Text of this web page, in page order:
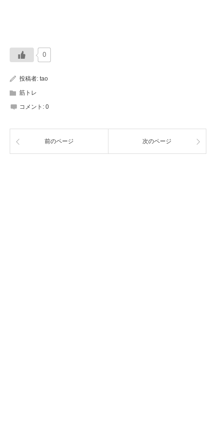
0
投稿者: tao
筋トレ
コメント: 0
前のページ 次のページ